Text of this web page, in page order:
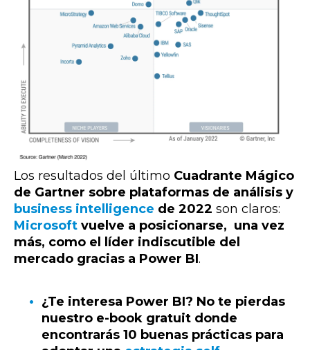
Los resultados del último Cuadrante Mágico
de Gartner sobre plataformas de análisis y
business intelligence de 2022 son claros:
Microsoft vuelve a posicionarse, una vez
más, como el líder indiscutible del
mercado gracias a Power BI.
¿Te interesa Power BI? No te pierdas
nuestro e-book gratuit donde
encontrarás 10 buenas prácticas para